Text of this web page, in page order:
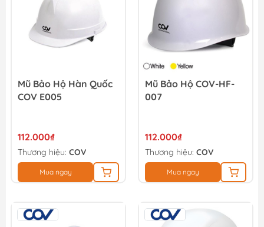
Mũ Bảo Hộ Hàn Quốc
COV E005
112.000₫
Thương hiệu: COV
Mua ngay
Mũ Bảo Hộ COV-HF-
007
112.000₫
Thương hiệu: COV
Mua ngay